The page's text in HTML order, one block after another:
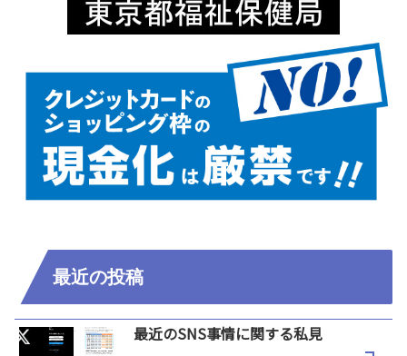
最近の投稿
最近のSNS事情に関する私見